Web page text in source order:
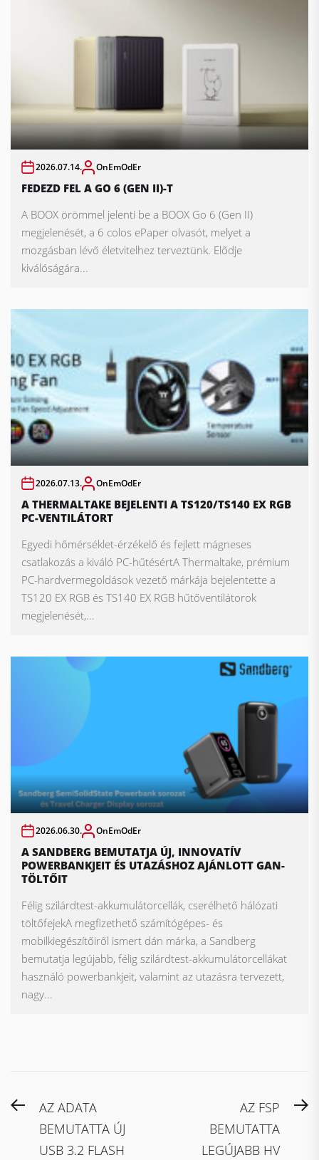
2026.07.14. OnEmOdEr
FEDEZD FEL A GO 6 (GEN II)-T
A BOOX örömmel jelenti be a BOOX Go 6 (Gen II)
megjelenését, a 6 colos ePaper olvasót, melyet a
mozgásban lévő életvitelhez terveztünk. Elődje
kiválóságára...
2026.07.13. OnEmOdEr
A THERMALTAKE BEJELENTI A TS120/TS140 EX RGB
PC-VENTILÁTORT
Egyedi hőmérséklet-érzékelő és fejlett mágneses
csatlakozás a kiváló PC-hűtésértA Thermaltake, prémium
PC-hardvermegoldások vezető márkája bejelentette a
TS120 EX RGB és TS140 EX RGB hűtőventilátorok
megjelenését,...
2026.06.30. OnEmOdEr
A SANDBERG BEMUTATJA ÚJ, INNOVATÍV
POWERBANKJEIT ÉS UTAZÁSHOZ AJÁNLOTT GAN-
TÖLTŐIT
Félig szilárdtest-akkumulátorcellák, cserélhető hálózati
töltőfejekA megfizethető számítógépes- és
mobilkiegészítőiről ismert dán márka, a Sandberg
bemutatja legújabb, félig szilárdtest-akkumulátorcellákat
használó powerbankjeit, valamint az utazásra tervezett,
nagy...
Bejegyzés
navigáció
PreviousAZ ADATA
BEMUTATTA ÚJ
USB 3.2 FLASH
AZ FSP
BEMUTATTA
LEGÚJABB HV